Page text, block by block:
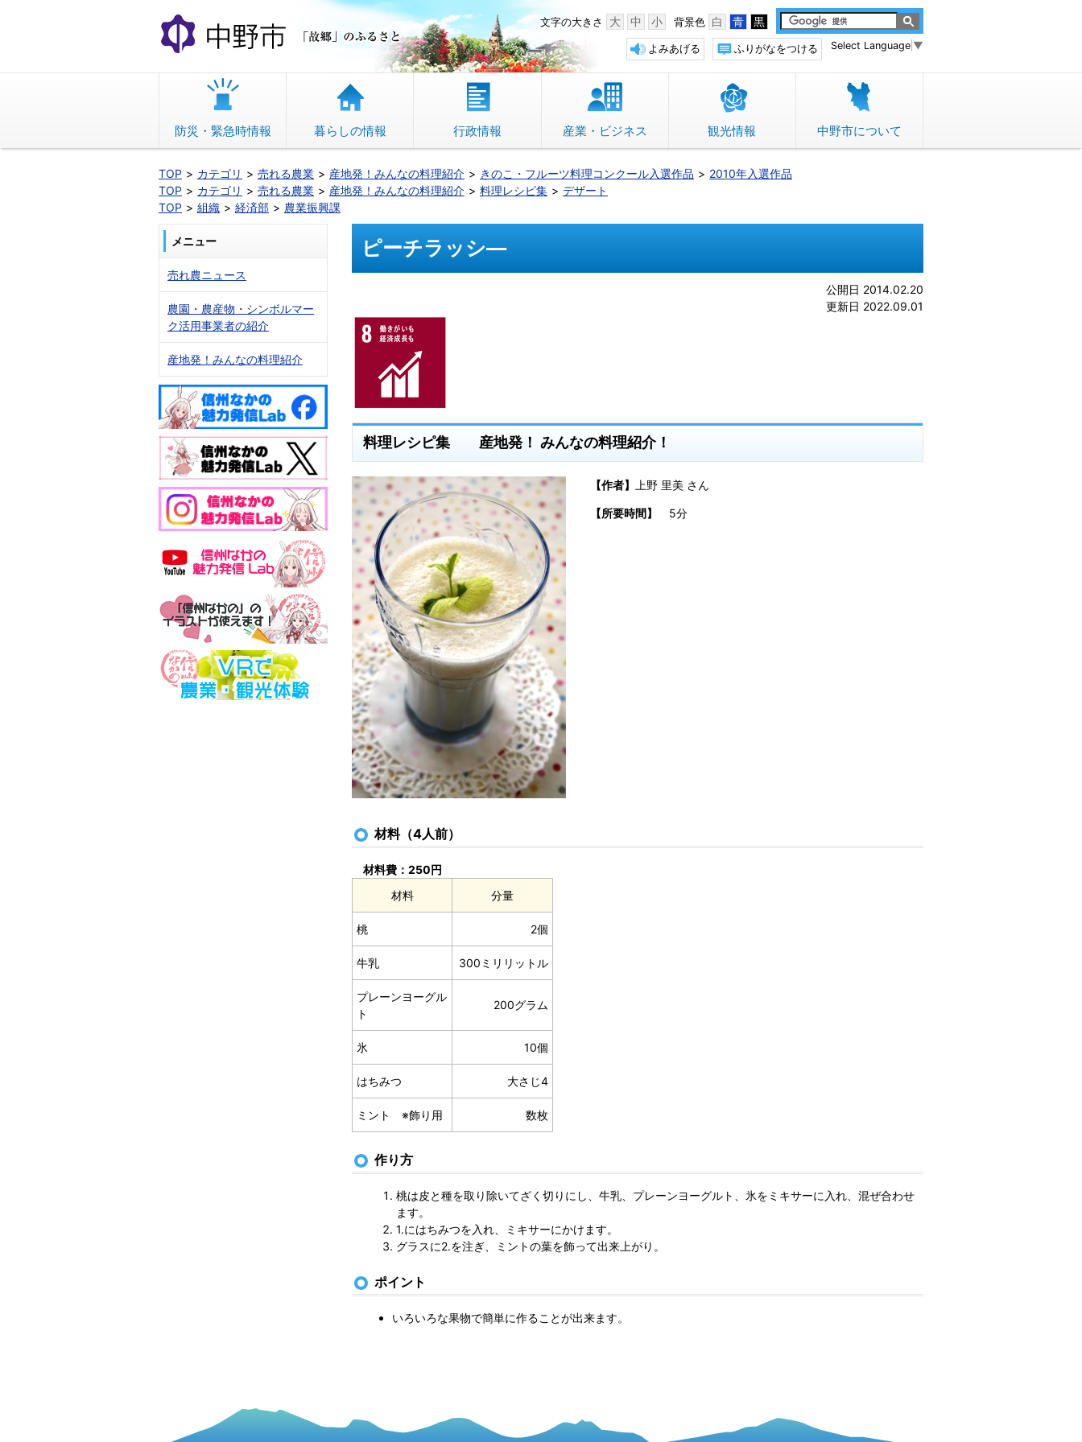
文
へ
動
中野市 「故郷」のふるさと 背景色 白 青 黒
文字の大きさ 大 中 小
Select Language ▼
ふりがなをつける
よみあげる
防災・緊急時情報 暮らしの情報 行政情報 産業・ビジネス 観光情報 中野市について
TOP カテゴリ 売れる農業 産地発！みんなの料理紹介 きのこ・フルーツ料理コンクール入選作品
2010年入選作品
TOP
カテゴリ 売れる農業 産地発！みんなの料理紹介 料理レシピ集
デザート
TOP
組織 経済部 農業振興課
ピーチラッシ―
公開日 2014.02.20
更新日 2022.09.01
料理レシピ集 産地発！ みんなの料理紹介！
【作者】 上野 里美 さん
【所要時間】 5分
材料（4人前）
材料費：250円
材料
分量
桃 2個
牛乳 300ミリリットル
プレーンヨーグル
ト
200グラム
氷 10個
はちみつ 大さじ4
ミント ※飾り用 数枚
作り方
桃は皮と種を取り除いてざく切りにし、牛乳、プレーンヨーグルト、氷をミキサーに入れ、混ぜ合わせ
ます。
1.にはちみつを入れ、ミキサーにかけます。
グラスに2.を注ぎ、ミントの葉を飾って出来上がり。
ポイント
いろいろな果物で簡単に作ることが出来ます。
メニュー
売れ農ニュース
農園・農産物・シンボルマー
ク活用事業者の紹介
産地発！みんなの料理紹介